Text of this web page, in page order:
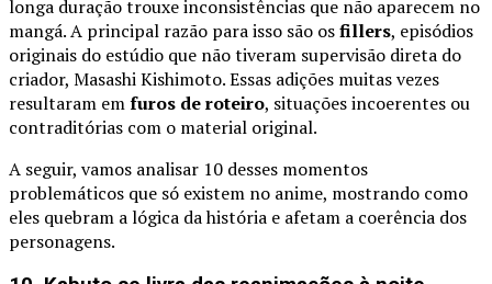
longa duração trouxe inconsistências que não aparecem no
mangá. A principal razão para isso são osfillers, episódios
originais do estúdio que não tiveram supervisão direta do
criador, Masashi Kishimoto. Essas adições muitas vezes
resultaram emfuros de roteiro, situações incoerentes ou
contraditórias com o material original.
A seguir, vamos analisar 10 desses momentos
problemáticos que só existem no anime, mostrando como
eles quebram a lógica da história e afetam a coerência dos
personagens.